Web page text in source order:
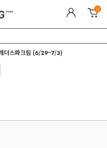
0
더스파크림 (6/29~7/3)